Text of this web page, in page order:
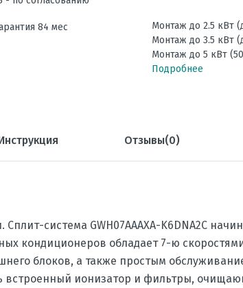
84 мес
Монтаж до 2.5 кВт
Монтаж до 3.5 кВт
Монтаж до 5 кВт
Подробнее
Отзывы(0)
система GWH07АААХА-K6DNA2С
кондиционеров обладает 7-ю
блоков, а также простым
встроенный ионизатор и фильтры,